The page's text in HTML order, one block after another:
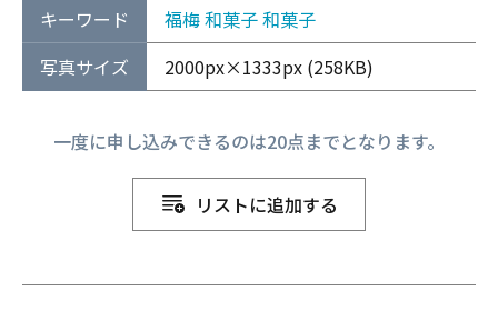
キーワード
福梅和菓子和菓子
写真サイズ
2000px×1333px (258KB)
一度に申し込みできるのは20点までとなります。
リストに追加する